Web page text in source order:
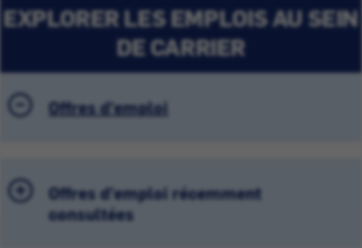
EXPLORER LES EMPLOIS AU SEIN
DE CARRIER
Offres d'emploi
Offres d'emploi récemment
consultées